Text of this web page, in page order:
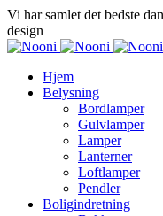
Vi har samlet det bedste
design
Hjem
Belysning
Bordlamper
Gulvlamper
Lamper
Lanterner
Loftlamper
Pendler
Boligindretning